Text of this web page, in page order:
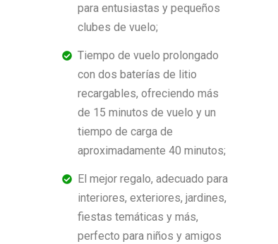
para entusiastas y pequeños
clubes de vuelo;
Tiempo de vuelo prolongado
con dos baterías de litio
recargables, ofreciendo más
de 15 minutos de vuelo y un
tiempo de carga de
aproximadamente 40 minutos;
El mejor regalo, adecuado para
interiores, exteriores, jardines,
fiestas temáticas y más,
perfecto para niños y amigos